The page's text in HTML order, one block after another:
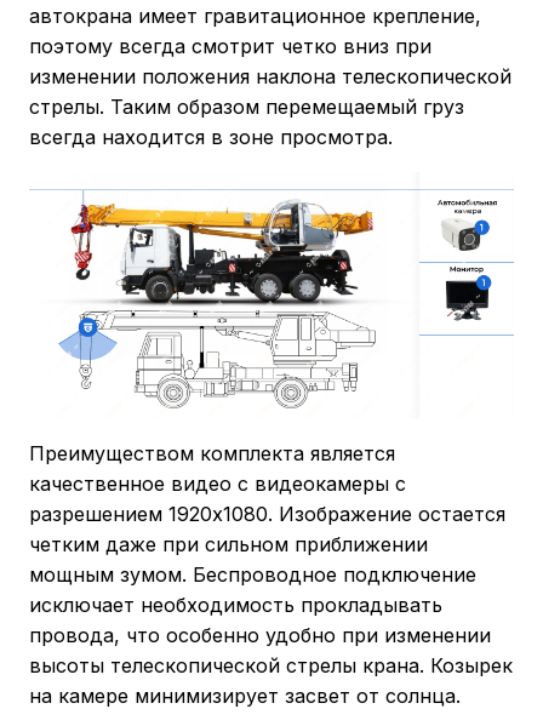
автокрана имеет гравитационное крепление,
поэтому всегда смотрит четко вниз при
изменении положения наклона телескопической
стрелы. Таким образом перемещаемый груз
всегда находится в зоне просмотра.
Преимуществом комплекта является
качественное видео с видеокамеры с
разрешением 1920х1080. Изображение остается
четким даже при сильном приближении
мощным зумом. Беспроводное подключение
исключает необходимость прокладывать
провода, что особенно удобно при изменении
высоты телескопической стрелы крана. Козырек
на камере минимизирует засвет от солнца.